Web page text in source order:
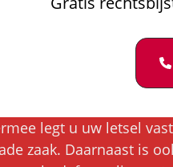
legt u uw letsel
zaak. Daarnaast is